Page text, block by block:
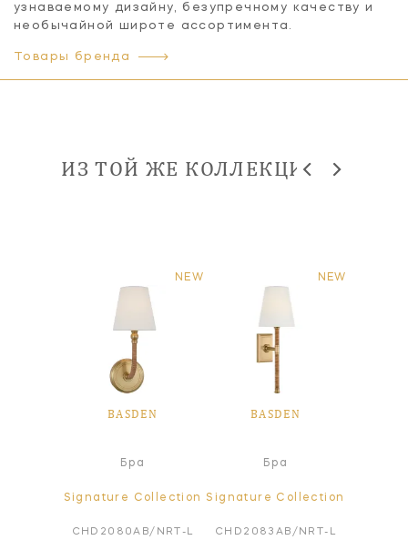
узнаваемому дизайну, безупречному качеству и
необычайной широте ассортимента.
Товары бренда
ИЗ ТОЙ ЖЕ КОЛЛЕКЦИИ
NEW
BASDEN
Бра
Signature Collection
CHD2080AB/NRT-L
NEW
BASDEN
Бра
Signature Collection
CHD2083AB/NRT-L